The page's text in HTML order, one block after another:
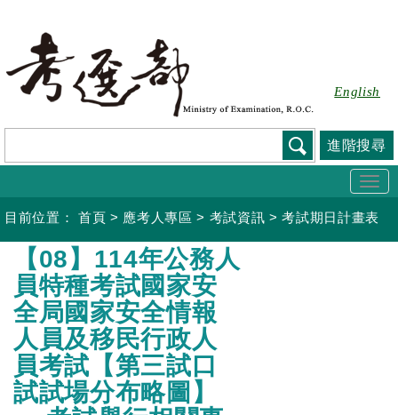
要
容
English
進階搜尋
目前位置： 首頁 > 應考人專區 > 考試資訊 >考試期日計畫表
【08】114年公務人
員特種考試國家安
全局國家安全情報
人員及移民行政人
員考試【第三試口
試試場分布略圖】